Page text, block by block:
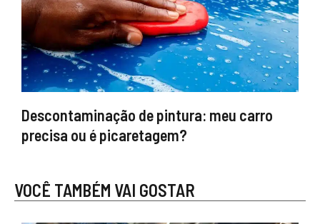
Descontaminação de pintura: meu carro
precisa ou é picaretagem?
VOCÊ TAMBÉM VAI GOSTAR